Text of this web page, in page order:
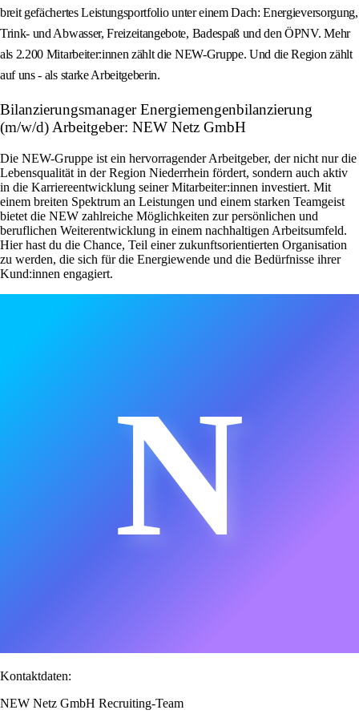
breit gefächertes Leistungsportfolio unter einem Dach: Energieversorgung,
Trink- und Abwasser, Freizeitangebote, Badespaß und den ÖPNV. Mehr
als 2.200 Mitarbeiter:innen zählt die NEW-Gruppe. Und die Region zählt
auf uns - als starke Arbeitgeberin.
Bilanzierungsmanager Energiemengenbilanzierung
(m/w/d) Arbeitgeber: NEW Netz GmbH
Die NEW-Gruppe ist ein hervorragender Arbeitgeber, der nicht nur die
Lebensqualität in der Region Niederrhein fördert, sondern auch aktiv
in die Karriereentwicklung seiner Mitarbeiter:innen investiert. Mit
einem breiten Spektrum an Leistungen und einem starken Teamgeist
bietet die NEW zahlreiche Möglichkeiten zur persönlichen und
beruflichen Weiterentwicklung in einem nachhaltigen Arbeitsumfeld.
Hier hast du die Chance, Teil einer zukunftsorientierten Organisation
zu werden, die sich für die Energiewende und die Bedürfnisse ihrer
Kund:innen engagiert.
N
Kontaktdaten:
NEW Netz GmbH Recruiting-Team